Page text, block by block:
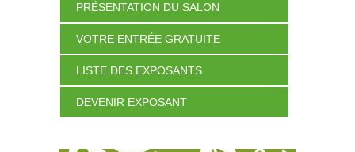
PRÉSENTATION DU SALON
VOTRE ENTRÉE GRATUITE
LISTE DES EXPOSANTS
DEVENIR EXPOSANT